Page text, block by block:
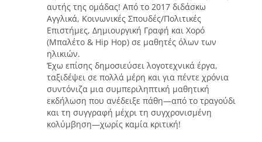
αυτής της ομάδας! Από το 2017 διδάσκω
Αγγλικά, Κοινωνικές Σπουδές/Πολιτικές
Επιστήμες, Δημιουργική Γραφή και Χορό
(Μπαλέτο & Hip Hop) σε μαθητές όλων των
ηλικιών.
Έχω επίσης δημοσιεύσει λογοτεχνικά έργα,
ταξιδέψει σε πολλά μέρη και για πέντε χρόνια
συντόνιζα μια συμπεριληπτική μαθητική
εκδήλωση που ανέδειξε πάθη—από το τραγούδι
και τη συγγραφή μέχρι τη συγχρονισμένη
κολύμβηση—χωρίς καμία κριτική!